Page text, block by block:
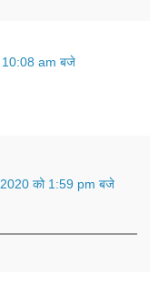
10:08 am बजे
को 1:59 pm बजे